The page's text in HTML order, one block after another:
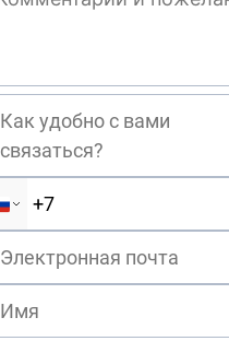
Как удобно с вами
связаться?